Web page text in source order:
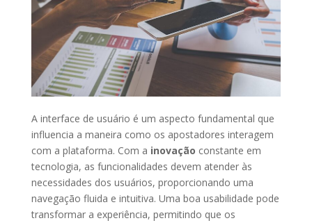
A interface de usuário é um aspecto fundamental que
influencia a maneira como os apostadores interagem
com a plataforma. Com a inovação constante em
tecnologia, as funcionalidades devem atender às
necessidades dos usuários, proporcionando uma
navegação fluida e intuitiva. Uma boa usabilidade pode
transformar a experiência, permitindo que os